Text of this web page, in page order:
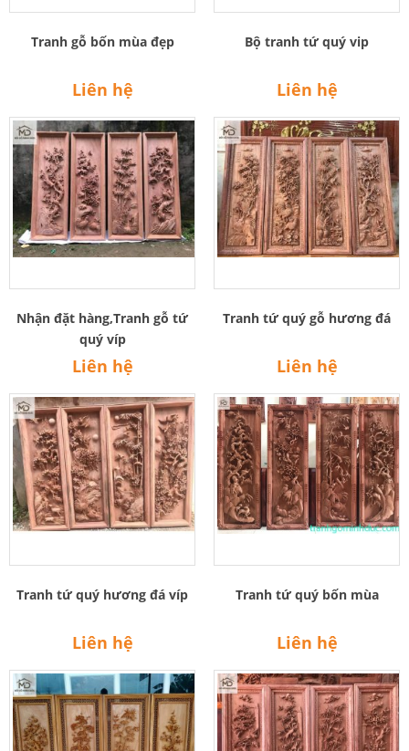
Tranh gỗ bốn mùa đẹp
Liên hệ
Bộ tranh tứ quý vip
Liên hệ
Nhận đặt hàng,Tranh gỗ tứ
quý víp
Liên hệ
Tranh tứ quý gỗ hương đá
Liên hệ
Tranh tứ quý hương đá víp
Liên hệ
Tranh tứ quý bốn mùa
Liên hệ